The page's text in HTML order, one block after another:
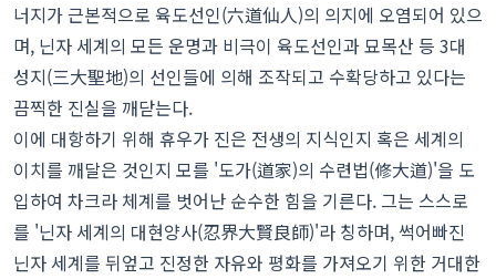
너지가 근본적으로 육도선인(六道仙人)의 의지에 오염되어 있으
며, 닌자 세계의 모든 운명과 비극이 육도선인과 묘목산 등 3대
성지(三大聖地)의 선인들에 의해 조작되고 수확당하고 있다는
끔찍한 진실을 깨닫는다.
이에 대항하기 위해 휴우가 진은 전생의 지식인지 혹은 세계의
이치를 깨달은 것인지 모를 '도가(道家)의 수련법(修大道)'을 도
입하여 차크라 체계를 벗어난 순수한 힘을 기른다. 그는 스스로
를 '닌자 세계의 대현양사(忍界大賢良師)'라 칭하며, 썩어빠진
닌자 세계를 뒤엎고 진정한 자유와 평화를 가져오기 위한 거대한